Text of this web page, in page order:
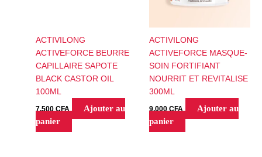
ACTIVILONG
ACTIVEFORCE BEURRE
CAPILLAIRE SAPOTE
BLACK CASTOR OIL
100ML
7,500CFA
Ajouter au
panier
ACTIVILONG
ACTIVEFORCE MASQUE-
SOIN FORTIFIANT
NOURRIT ET REVITALISE
300ML
9,000CFA
Ajouter au
panier